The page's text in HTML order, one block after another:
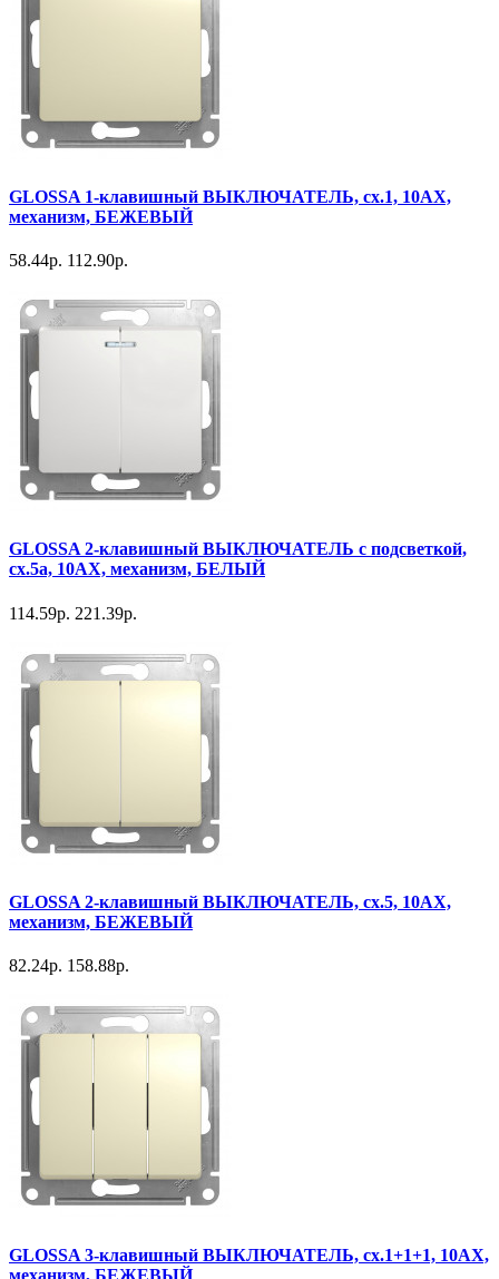
GLOSSA 1-клавишный ВЫКЛЮЧАТЕЛЬ, сх.1, 10АХ,
механизм, БЕЖЕВЫЙ
58.44р. 112.90р.
GLOSSA 2-клавишный ВЫКЛЮЧАТЕЛЬ с подсветкой,
сх.5а, 10АХ, механизм, БЕЛЫЙ
114.59р. 221.39р.
GLOSSA 2-клавишный ВЫКЛЮЧАТЕЛЬ, сх.5, 10АХ,
механизм, БЕЖЕВЫЙ
82.24р. 158.88р.
GLOSSA 3-клавишный ВЫКЛЮЧАТЕЛЬ, сх.1+1+1, 10АХ,
механизм, БЕЖЕВЫЙ